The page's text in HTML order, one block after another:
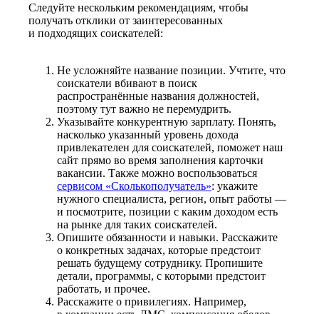
Следуйте нескольким рекомендациям, чтобы
получать отклики от заинтересованных
и подходящих соискателей:
Не усложняйте название позиции. Учтите, что
соискатели вбивают в поиск
распространённые названия должностей,
поэтому тут важно не перемудрить.
Указывайте конкурентную зарплату. Понять,
насколько указанный уровень дохода
привлекателен для соискателей, поможет наш
сайт прямо во время заполнения карточки
вакансии. Также можно воспользоваться
сервисом «Сколькополучатель»: укажите
нужного специалиста, регион, опыт работы —
и посмотрите, позиции с каким доходом есть
на рынке для таких соискателей.
Опишите обязанности и навыки. Расскажите
о конкретных задачах, которые предстоит
решать будущему сотруднику. Пропишите
детали, программы, с которыми предстоит
работать, и прочее.
Расскажите о привилегиях. Например,